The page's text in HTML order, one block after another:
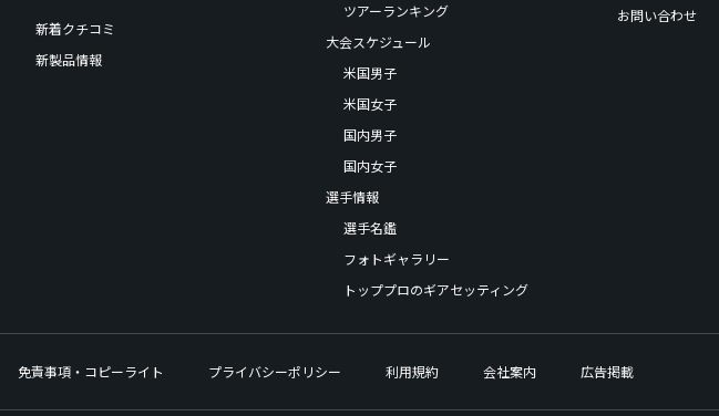
新着クチコミ
新製品情報
ツアーランキング
大会スケジュール
米国男子
米国女子
国内男子
国内女子
選手情報
選手名鑑
フォトギャラリー
トッププロのギアセッティング
お問い合わせ
免責事項・コピーライト プライバシーポリシー 利用規約 会社案内 広告掲載